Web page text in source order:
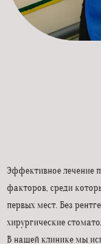
Эффективное лечение
факторов, среди
первых мест. Без
хирургические
В нашей клинике мы